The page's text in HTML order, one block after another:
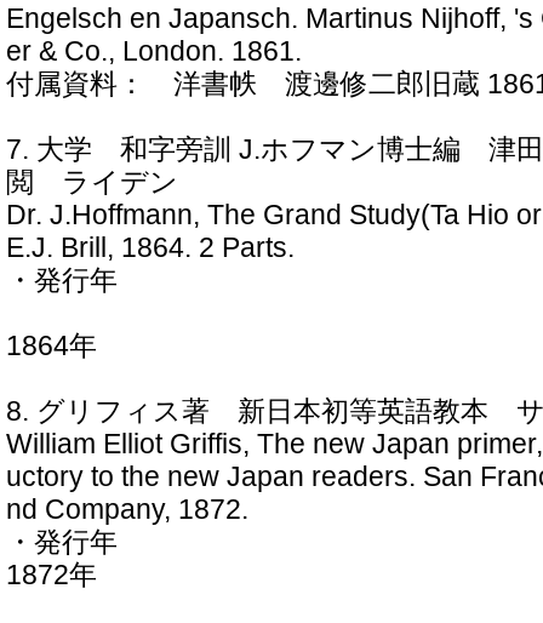
Engelsch en Japansch. Martinus Nijhoff,
er & Co., London. 1861.
付属資料： 洋書帙 渡邊修二郎旧蔵
7. 大学 和字旁訓 J.ホフマン博士編 津田
閲 ライデン
Dr. J.Hoffmann, The Grand Study(Ta Hio
E.J. Brill, 1864. 2 Parts.
・発行年
1864年
8. グリフィス著 新日本初等英語教本
William Elliot Griffis, The new Japan
uctory to the new Japan readers. San
nd Company, 1872.
・発行年
1872年